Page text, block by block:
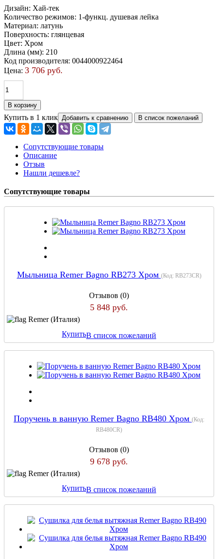
Дизайн: Хай-тек
Количество режимов: 1-функц. душевая лейка
Материал: латунь
Поверхность: глянцевая
Цвет: Хром
Длина (мм): 210
Код производителя: 0044000922464
Цена: 3 706 руб.
Купить в 1 клик
Сопутствующие товары
Описание
Отзыв
Нашли дешевле?
Сопутствующие товары
Мыльница Remer Bagno RB273 Хром (Код: RB273CR)
Отзывов (0)
5 848 руб.
Remer (Италия)
КупитьВ список пожеланий
Поручень в ванную Remer Bagno RB480 Хром (Код:
RB480CR)
Отзывов (0)
9 678 руб.
Remer (Италия)
КупитьВ список пожеланий